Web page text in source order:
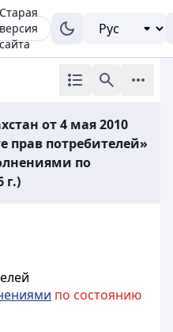
версия
от 4 мая 2010
прав потребителей»
по
г.)
по состоянию